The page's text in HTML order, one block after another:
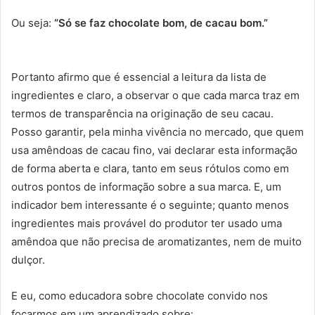
Ou seja: “Só se faz chocolate bom, de cacau bom.”
Portanto afirmo que é essencial a leitura da lista de
ingredientes e claro, a observar o que cada marca traz em
termos de transparência na originação de seu cacau.
Posso garantir, pela minha vivência no mercado, que quem
usa amêndoas de cacau fino, vai declarar esta informação
de forma aberta e clara, tanto em seus rótulos como em
outros pontos de informação sobre a sua marca. E, um
indicador bem interessante é o seguinte; quanto menos
ingredientes mais provável do produtor ter usado uma
amêndoa que não precisa de aromatizantes, nem de muito
dulçor.
E eu, como educadora sobre chocolate convido nos